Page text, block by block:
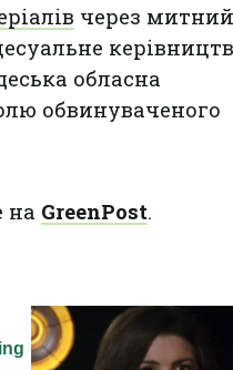
через митний
обласна
обвинуваченого
на GreenPost.